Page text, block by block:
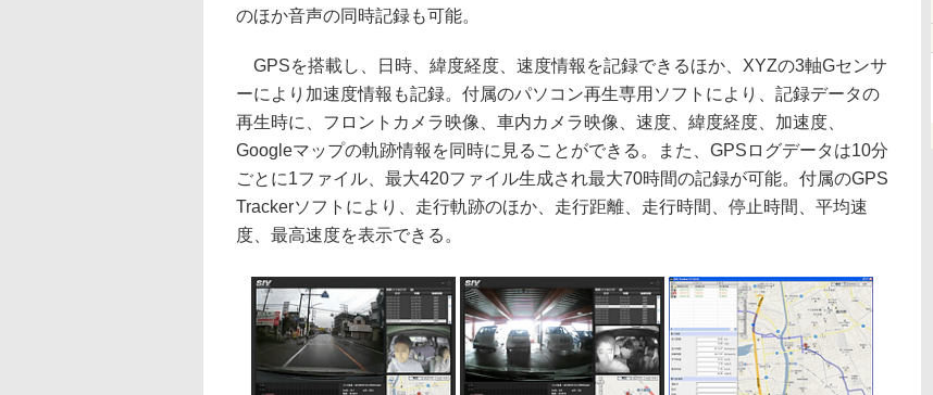
のほか音声の同時記録も可能。
GPSを搭載し、日時、緯度経度、速度情報を記録できるほか、XYZの3軸Gセンサ
ーにより加速度情報も記録。付属のパソコン再生専用ソフトにより、記録データの
再生時に、フロントカメラ映像、車内カメラ映像、速度、緯度経度、加速度、
Googleマップの軌跡情報を同時に見ることができる。また、GPSログデータは10分
ごとに1ファイル、最大420ファイル生成され最大70時間の記録が可能。付属のGPS
Trackerソフトにより、走行軌跡のほか、走行距離、走行時間、停止時間、平均速
度、最高速度を表示できる。